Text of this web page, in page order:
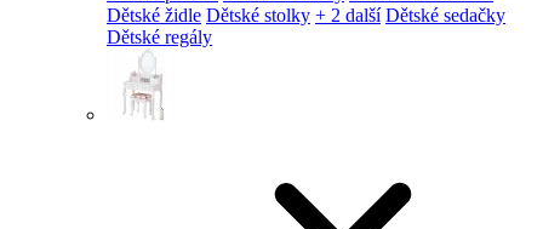
Dětské židle Dětské stolky + 2 další Dětské sedačky
Dětské regály